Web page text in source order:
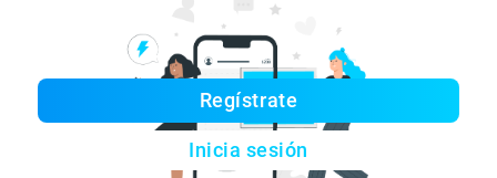
Regístrate
Inicia sesión